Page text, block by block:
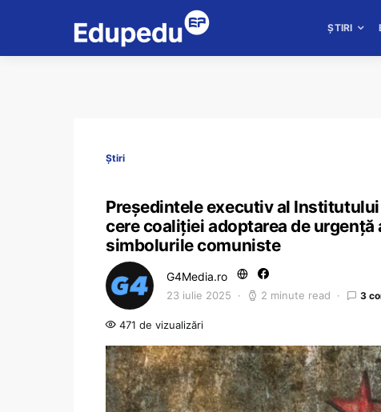
ȘTIRI
Știri
Preşedintele executiv al
cere coaliţiei adoptarea de
simbolurile comuniste
G4Media.ro
23 iulie 2025 2 minute read 3
471 de vizualizări